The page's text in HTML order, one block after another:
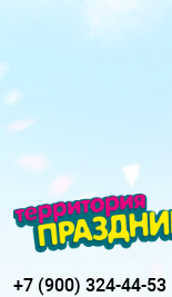
+7 (900) 324-44-53